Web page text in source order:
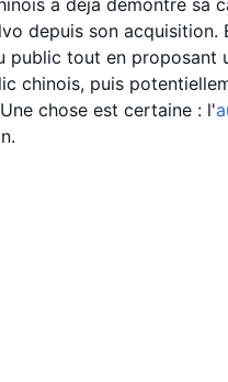
a déjà démontré sa
depuis son acquisition.
public tout en
chinois, puis
chose est certaine : l'